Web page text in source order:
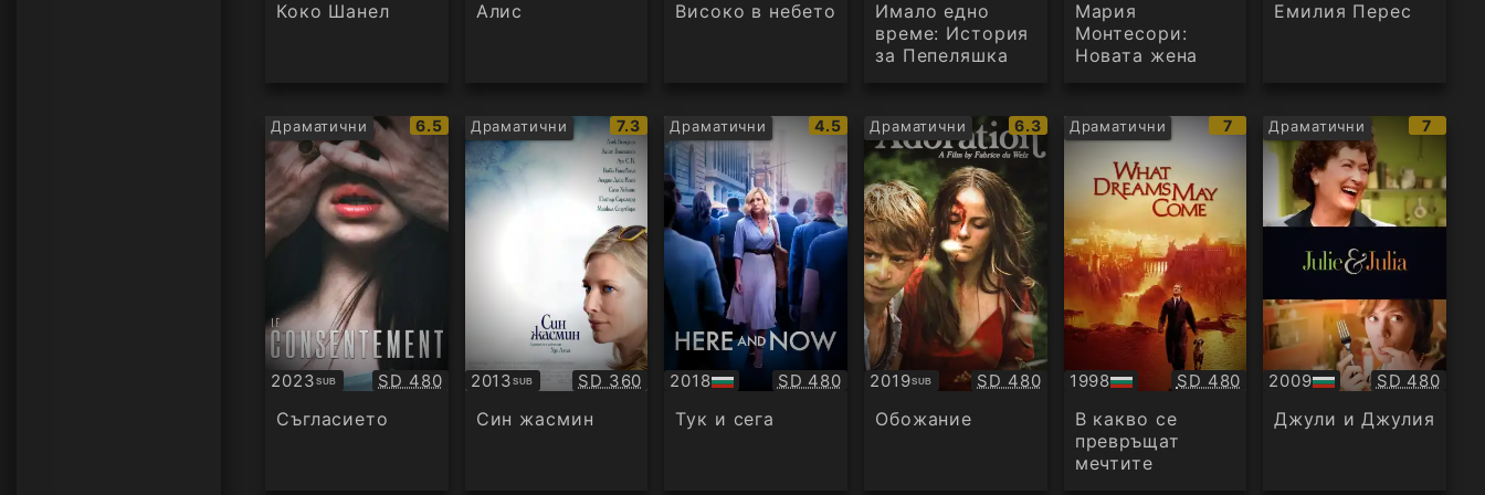
Коко Шанел Алис Високо в небето
Имало едно
време: История
за Пепеляшка
Мария
Монтесори:
Новата жена
Емилия Перес
Драматични
IMDb
рейтинг:
6.5
2023SUB
Субтитри Качество:
SD 480
Съгласието
Драматични
IMDb
рейтинг:
7.3
2013SUB
Субтитри Качество:
SD 360
Син жасмин
Драматични
IMDb
рейтинг:
4.5
2018
БГ
аудио
Качество:
SD 480
Тук и сега
Драматични
IMDb
рейтинг:
6.3
2019SUB
Субтитри Качество:
SD 480
Обожание
Драматични
IMDb
рейтинг:
7
1998
БГ
аудио
Качество:
SD 480
В какво се
превръщат
мечтите
Драматични
IMDb
7
2009
БГ
аудио
Качество:
SD 480
Джули и Джулия